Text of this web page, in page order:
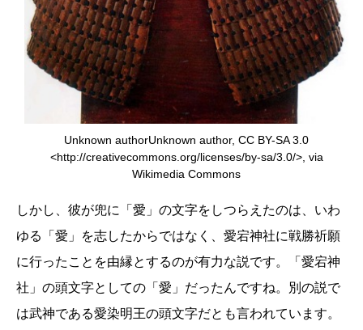
Unknown authorUnknown author, CC BY-SA 3.0
<http://creativecommons.org/licenses/by-sa/3.0/>, via
Wikimedia Commons
しかし、彼が兜に「愛」の文字をしつらえたのは、いわ
ゆる「愛」を志したからではなく、愛宕神社に戦勝祈願
に行ったことを由縁とするのが有力な説です。「愛宕神
社」の頭文字としての「愛」だったんですね。別の説で
は武神である愛染明王の頭文字だとも言われています。